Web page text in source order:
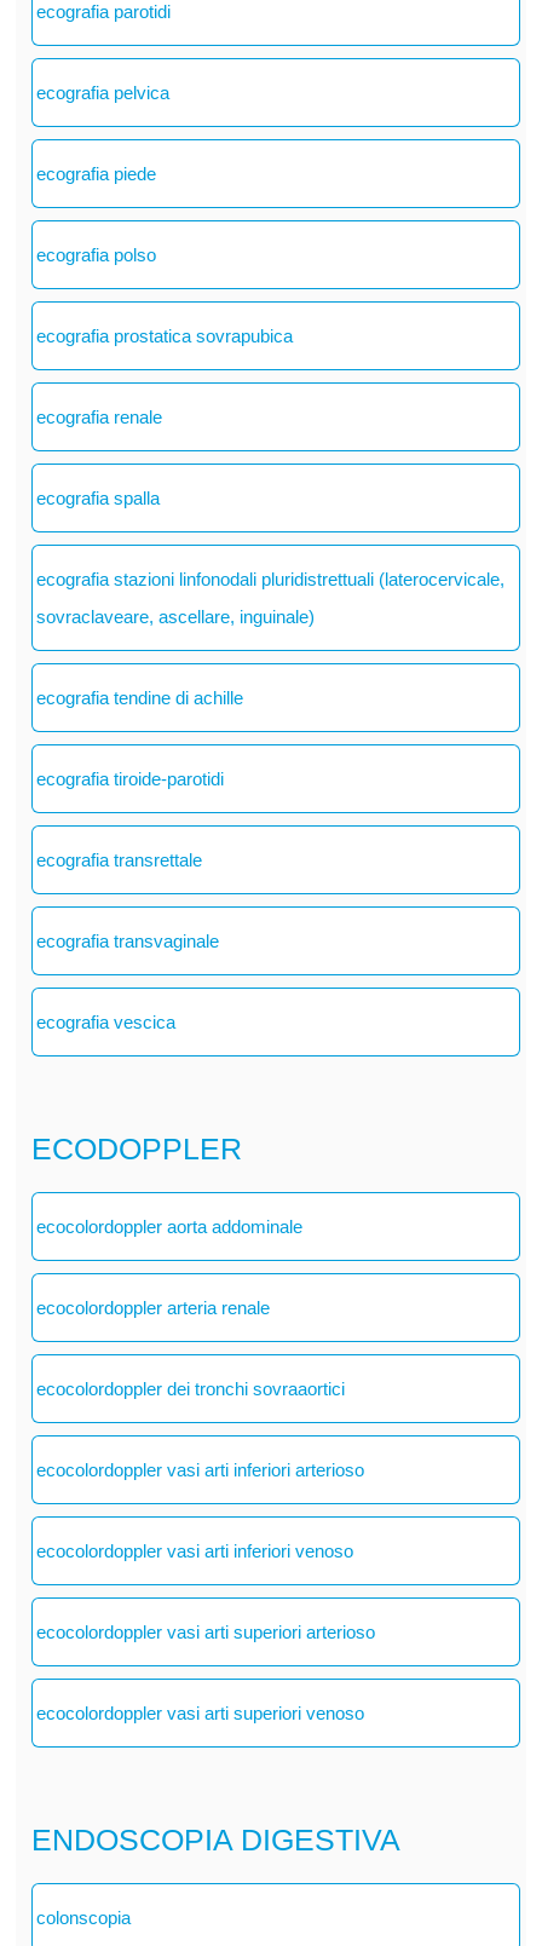
ecografia parotidi
ecografia pelvica
ecografia piede
ecografia polso
ecografia prostatica sovrapubica
ecografia renale
ecografia spalla
ecografia stazioni linfonodali pluridistrettuali (laterocervicale,
sovraclaveare, ascellare, inguinale)
ecografia tendine di achille
ecografia tiroide-parotidi
ecografia transrettale
ecografia transvaginale
ecografia vescica
ECODOPPLER
ecocolordoppler aorta addominale
ecocolordoppler arteria renale
ecocolordoppler dei tronchi sovraaortici
ecocolordoppler vasi arti inferiori arterioso
ecocolordoppler vasi arti inferiori venoso
ecocolordoppler vasi arti superiori arterioso
ecocolordoppler vasi arti superiori venoso
ENDOSCOPIA DIGESTIVA
colonscopia